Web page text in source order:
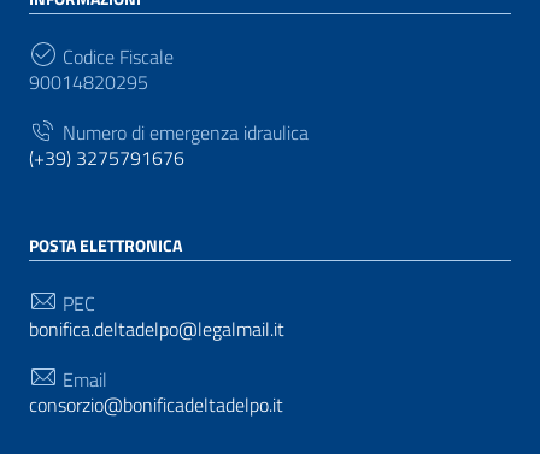
Codice Fiscale
90014820295
Numero di emergenza idraulica
(+39) 3275791676
POSTA ELETTRONICA
PEC
bonifica.deltadelpo@legalmail.it
Email
consorzio@bonificadeltadelpo.it